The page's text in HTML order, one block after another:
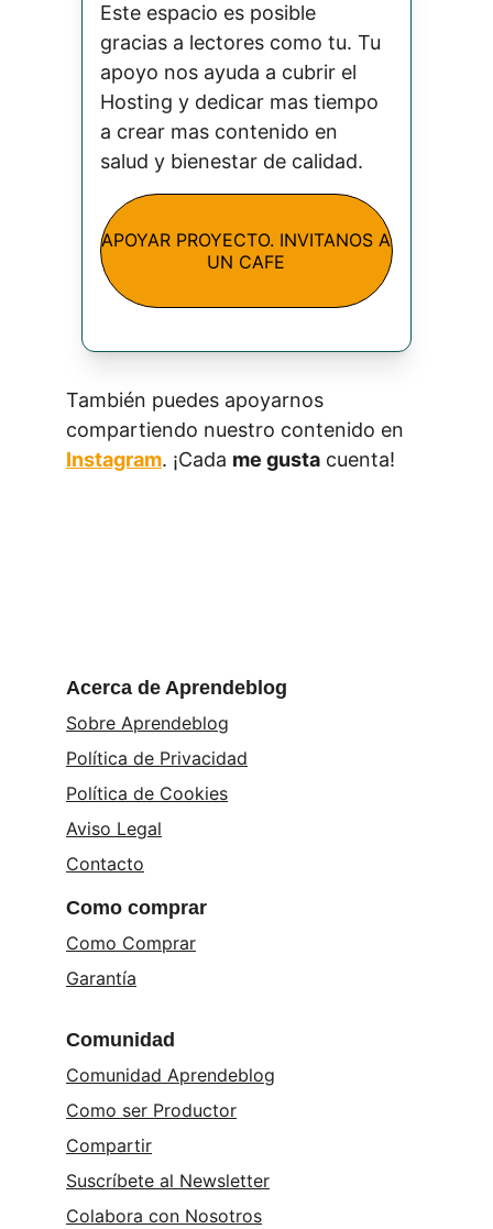
Acerca de Aprendeblog
Sobre Aprendeblog
Política de Privacidad
Política de Cookies
Aviso Legal
Contacto
Como comprar
Como Comprar
Garantía
Comunidad
Comunidad Aprendeblog
Como ser Productor
Compartir
Suscríbete al Newsletter
Colabora con Nosotros
Este espacio es posible
gracias a lectores como tu. Tu
apoyo nos ayuda a cubrir el
Hosting y dedicar mas tiempo
a crear mas contenido en
salud y bienestar de calidad.
También puedes apoyarnos
compartiendo nuestro contenido en
Instagram. ¡Cada me gusta cuenta!
APOYAR PROYECTO. INVITANOS A
UN CAFE